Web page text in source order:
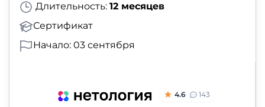
Длительность: 12 месяцев
Сертификат
Начало: 03 сентября
4.6 143